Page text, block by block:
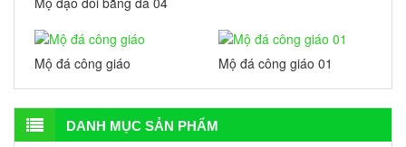
Mộ đá công giáo Mộ đá công giáo 01
DANH MỤC SẢN PHẨM